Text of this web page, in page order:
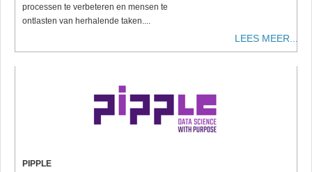
processen te verbeteren en mensen te
ontlasten van herhalende taken....
LEES MEER...
PIPPLE